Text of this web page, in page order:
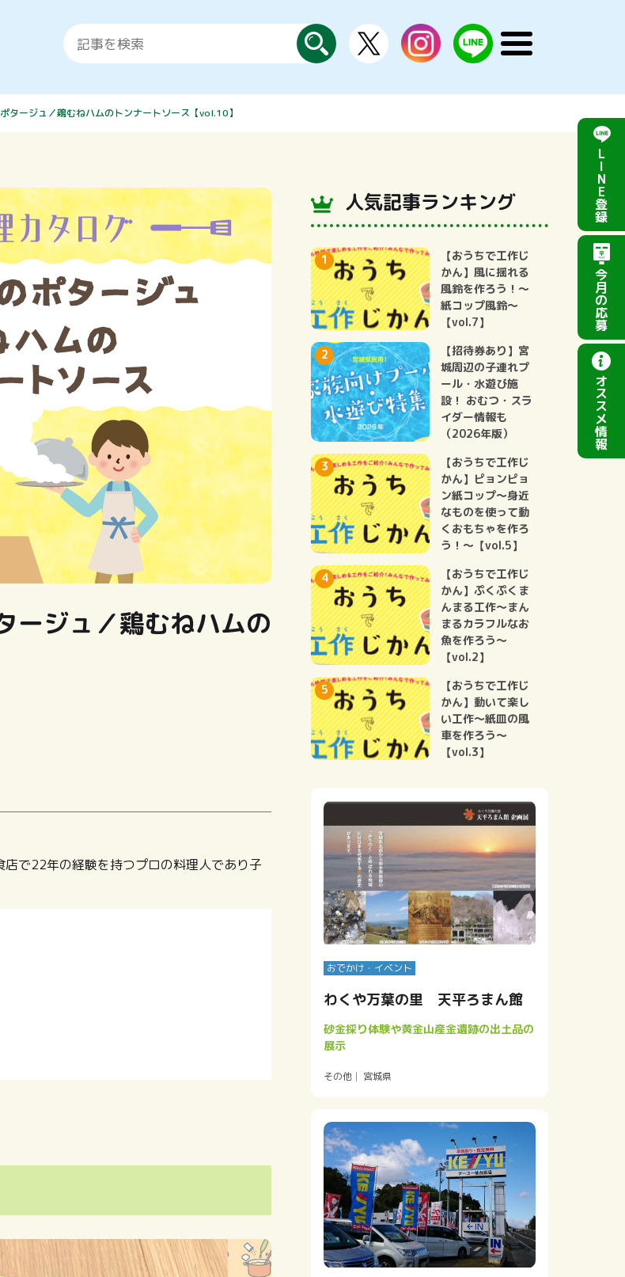
探
す
instagram LINE
公
メ
タージュ／鶏むねハムのトンナートソース【vol.10】
ージュ／鶏むねハムの
で22年の経験を持つプロの料理人であり子
人気記事ランキング
【おうちで工作じ
かん】風に揺れる
風鈴を作ろう！～
紙コップ風鈴～
【vol.7】
【招待券あり】宮
城周辺の子連れプ
ール・水遊び施
設！ おむつ・スラ
イダー情報も
（2026年版）
【おうちで工作じ
かん】ピョンピョ
ン紙コップ～身近
なものを使って動
くおもちゃを作ろ
う！～【vol.5】
【おうちで工作じ
かん】ぷくぷくま
んまる工作～まん
まるカラフルなお
魚を作ろう～
【vol.2】
【おうちで工作じ
かん】動いて楽し
い工作～紙皿の風
車を作ろう～
【vol.3】
おでかけ・イベント
わくや万葉の里 天平ろまん館
砂金採り体験や黄金山産金遺跡の出土品の
展示
その他 宮城県
L
I
N
E
登
録
今
月
の
応
募
オ
ス
ス
メ
情
報